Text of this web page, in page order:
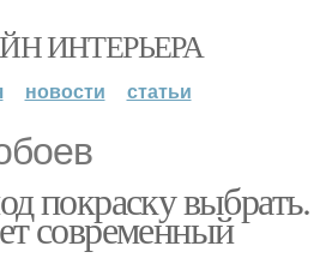
ИНТЕРЬЕРА
новости статьи
покраску выбрать.
современный